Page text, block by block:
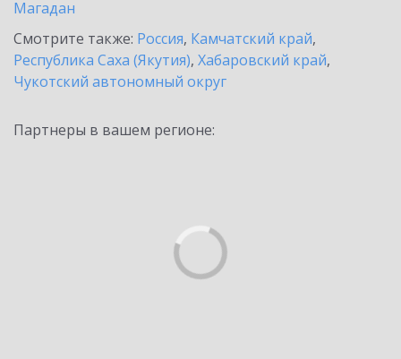
Магадан
Смотрите также: Россия, Камчатский край,
Республика Саха (Якутия), Хабаровский край,
Чукотский автономный округ
Партнеры в вашем регионе: